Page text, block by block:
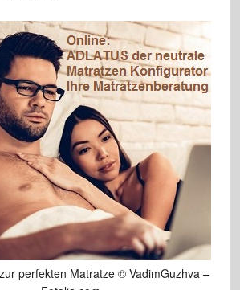
perfekten Matratze © VadimGuzhva –